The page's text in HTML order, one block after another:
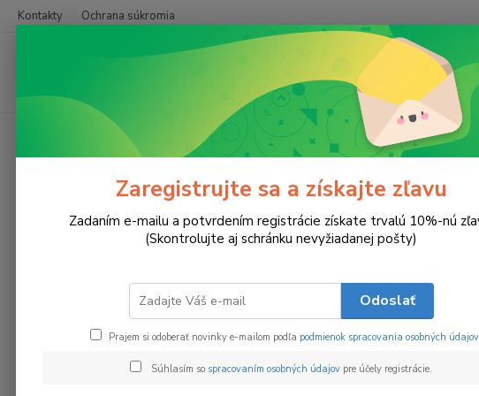
Kontakty Ochrana súkromia
Čajové sviečky Svetlo Ruže
Svetlo Ruže
Malý
Zaregistrujte sa a získajte zľavu
Zadaním e-mailu a potvrdením registrácie získate trvalú 10%-nú
(Skontrolujte aj schránku nevyžiadanej pošty)
Odoslať
Prajem si odoberať novinky e-mailom podľa podmienok spracovania osobných údajov.
Súhlasím so spracovaním osobných údajov pre účely registrácie.